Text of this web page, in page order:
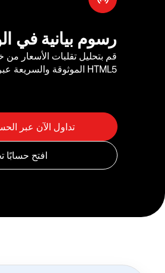
رسوم بيانية في
قم بتحليل تقلبات الأسعار من
HTML5 الموثوقة والسريعة عبر أكثر من 25 مؤشر